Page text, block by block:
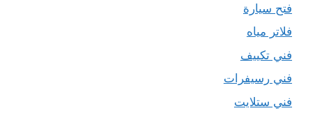
فتح سيارة
فلاتر مياه
فني تكييف
فني رسيفرات
فني ستلايت